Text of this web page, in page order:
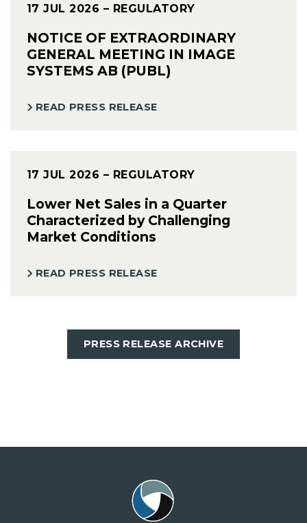
17 JUL 2026 – REGULATORY
NOTICE OF EXTRAORDINARY
GENERAL MEETING IN IMAGE
SYSTEMS AB (PUBL)
READ PRESS RELEASE
17 JUL 2026 – REGULATORY
Lower Net Sales in a Quarter
Characterized by Challenging
Market Conditions
READ PRESS RELEASE
PRESS RELEASE ARCHIVE